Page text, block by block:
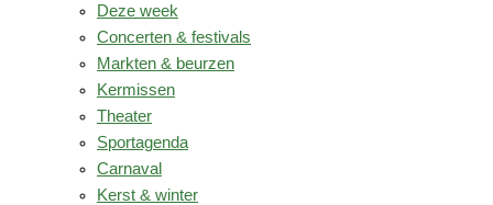
Deze week
Concerten & festivals
Markten & beurzen
Kermissen
Theater
Sportagenda
Carnaval
Kerst & winter